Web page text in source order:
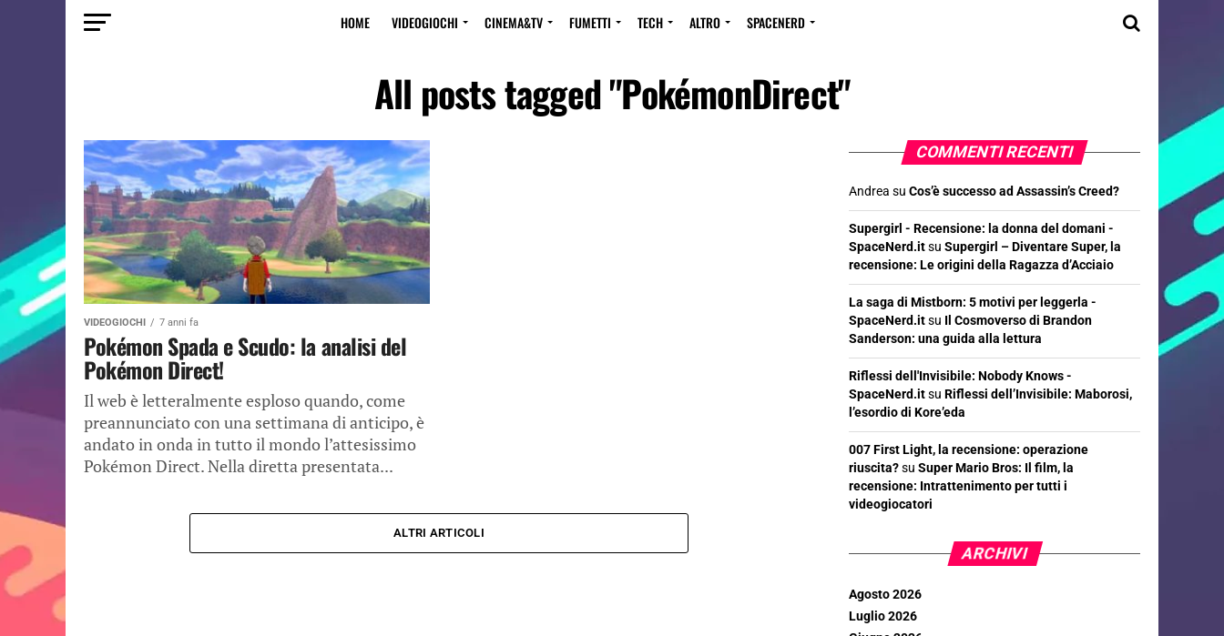
HOME VIDEOGIOCHI CINEMA&TV FUMETTI TECH ALTRO SPACENERD
All posts tagged "PokémonDirect"
VIDEOGIOCHI 7 anni fa
Pokémon Spada e Scudo: la analisi del
Pokémon Direct!
Il web è letteralmente esploso quando, come
preannunciato con una settimana di anticipo, è
andato in onda in tutto il mondo l’attesissimo
Pokémon Direct. Nella diretta presentata...
ALTRI ARTICOLI
COMMENTI RECENTI
Andrea su Cos’è successo ad Assassin’s Creed?
Supergirl - Recensione: la donna del domani -
SpaceNerd.itsu Supergirl – Diventare Super, la
recensione: Le origini della Ragazza d’Acciaio
La saga di Mistborn: 5 motivi per leggerla -
SpaceNerd.itsu Il Cosmoverso di Brandon
Sanderson: una guida alla lettura
Riflessi dell'Invisibile: Nobody Knows -
SpaceNerd.itsu Riflessi dell’Invisibile: Maborosi,
l’esordio di Kore’eda
007 First Light, la recensione: operazione
riuscita?su Super Mario Bros: Il film, la
recensione: Intrattenimento per tutti i
videogiocatori
ARCHIVI
Agosto 2026
Luglio 2026